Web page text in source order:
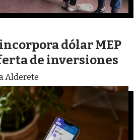
dólar MEP
de inversiones
Alderete